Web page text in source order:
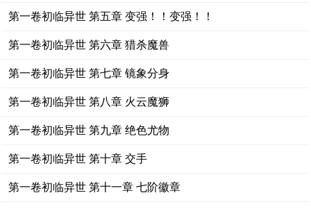
第一卷初临异世 第五章 变强！！变强！！
第一卷初临异世 第六章 猎杀魔兽
第一卷初临异世 第七章 镜象分身
第一卷初临异世 第八章 火云魔狮
第一卷初临异世 第九章 绝色尤物
第一卷初临异世 第十章 交手
第一卷初临异世 第十一章 七阶徽章